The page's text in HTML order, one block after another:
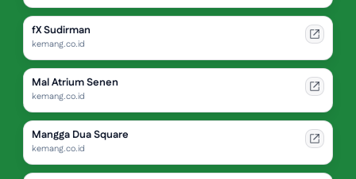
fX Sudirman
kemang.co.id
Mal Atrium Senen
kemang.co.id
Mangga Dua Square
kemang.co.id